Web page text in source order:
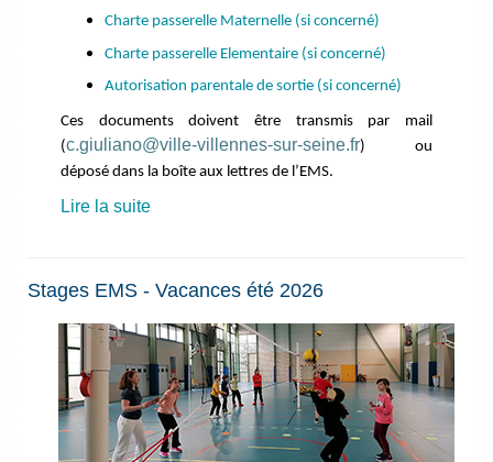
Charte passerelle Maternelle (si concerné)
Charte passerelle Elementaire (si concerné)
Autorisation parentale de sortie (si concerné)
Ces documents doivent être transmis par mail
(c.giuliano@ville-villennes-sur-seine.fr) ou
déposé dans la boîte aux lettres de l’EMS.
Lire la suite
Stages EMS - Vacances été 2026